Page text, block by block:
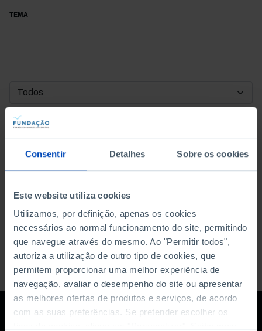
Consentir Detalhes Sobre os cookies
Este website utiliza cookies
Utilizamos, por definição, apenas os cookies
necessários ao normal funcionamento do site, permitindo
que navegue através do mesmo. Ao "Permitir todos",
autoriza a utilização de outro tipo de cookies, que
permitem proporcionar uma melhor experiência de
navegação, avaliar o desempenho do site ou apresentar
as melhores ofertas de produtos e serviços, de acordo
com as suas preferências. Se pretender escolher os
TEMA
DATA DE INÍCIO
DATA DE FIM